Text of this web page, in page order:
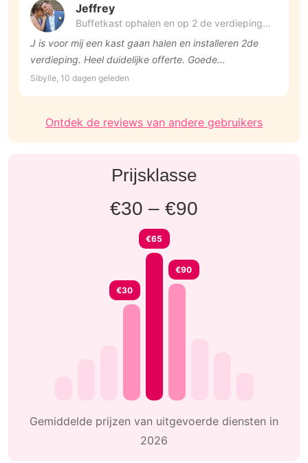
Jeffrey
Buffetkast ophalen en op 2 de verdieping
plaatsen
J is voor mij een kast gaan halen en installeren 2de
verdieping. Heel duidelijke offerte. Goede
communicatie. Kast werd heel goed beschermd tijdens
Sibylle, 10 dagen geleden
Ontdek de reviews van andere gebruikers
Prijsklasse
€30 – €90
€30
€65
€90
Gemiddelde prijzen van uitgevoerde diensten in
2026